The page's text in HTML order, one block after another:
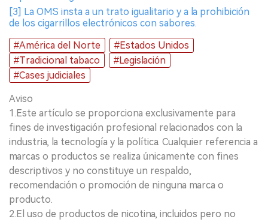
[3] La OMS insta a un trato igualitario y a la prohibición
de los cigarrillos electrónicos con sabores.
#América del Norte
#Estados Unidos
#Tradicional tabaco
#Legislación
#Cases judiciales
Aviso
1.Este artículo se proporciona exclusivamente para
fines de investigación profesional relacionados con la
industria, la tecnología y la política. Cualquier referencia a
marcas o productos se realiza únicamente con fines
descriptivos y no constituye un respaldo,
recomendación o promoción de ninguna marca o
producto.
2.El uso de productos de nicotina, incluidos pero no